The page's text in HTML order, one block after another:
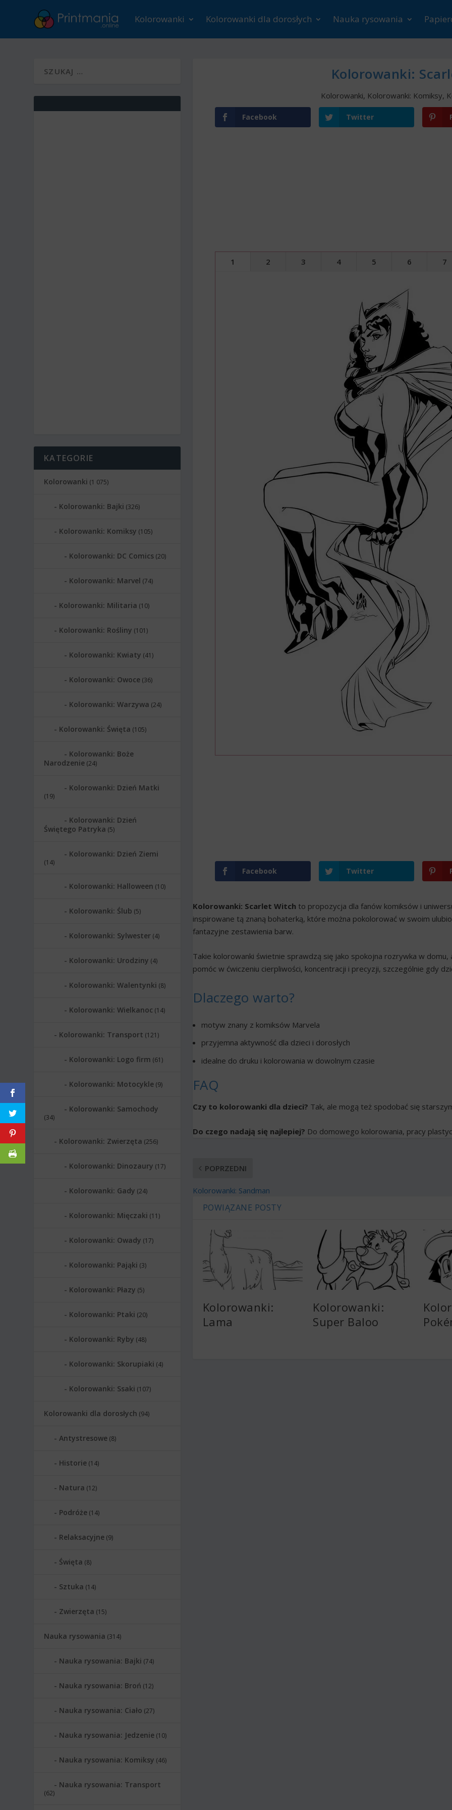
Kolorowanki Kolorowanki dla dorosłych Nauka rysowania
Kolorowanki:
Kolorowanki, Kolorowanki: Komiksy,
Facebook Twitter
1 2 3 4 5 6 7
Facebook Twitter
Kolorowanki: Scarlet Witch to propozycja dla fanów komiksów i
inspirowane tą znaną bohaterką, które można pokolorować w swoim
fantazyjne zestawienia barw.
Takie kolorowanki świetnie sprawdzą się jako spokojna rozrywka w domu,
pomóc w ćwiczeniu cierpliwości, koncentracji i precyzji, szczególnie gdy
Dlaczego warto?
motyw znany z komiksów Marvela
przyjemna aktywność dla dzieci i dorosłych
idealne do druku i kolorowania w dowolnym czasie
FAQ
Czy to kolorowanki dla dzieci? Tak, ale mogą też spodobać się
Do czego nadają się najlepiej? Do domowego kolorowania, pracy
POPRZEDNI
Kolorowanki: Sandman
POWIĄZANE POSTY
Kolorowanki:
Lama
Kolorowanki:
Super Baloo
KATEGORIE
Kolorowanki (1 075)
Kolorowanki: Bajki (326)
Kolorowanki: Komiksy (105)
Kolorowanki: DC Comics (20)
Kolorowanki: Marvel (74)
Kolorowanki: Militaria (10)
Kolorowanki: Rośliny (101)
Kolorowanki: Kwiaty (41)
Kolorowanki: Owoce (36)
Kolorowanki: Warzywa (24)
Kolorowanki: Święta (105)
Kolorowanki: Boże
Narodzenie (24)
Kolorowanki: Dzień Matki
(19)
Kolorowanki: Dzień
Świętego Patryka (5)
Kolorowanki: Dzień Ziemi
(14)
Kolorowanki: Halloween (10)
Kolorowanki: Ślub (5)
Kolorowanki: Sylwester (4)
Kolorowanki: Urodziny (4)
Kolorowanki: Walentynki (8)
Kolorowanki: Wielkanoc (14)
Kolorowanki: Transport (121)
Kolorowanki: Logo firm (61)
Kolorowanki: Motocykle (9)
Kolorowanki: Samochody
(34)
Kolorowanki: Zwierzęta (256)
Kolorowanki: Dinozaury (17)
Kolorowanki: Gady (24)
Kolorowanki: Mięczaki (11)
Kolorowanki: Owady (17)
Kolorowanki: Pająki (3)
Kolorowanki: Płazy (5)
Kolorowanki: Ptaki (20)
Kolorowanki: Ryby (48)
Kolorowanki: Skorupiaki (4)
Kolorowanki: Ssaki (107)
Kolorowanki dla dorosłych (94)
Antystresowe (8)
Historie (14)
Natura (12)
Podróże (14)
Relaksacyjne (9)
Święta (8)
Sztuka (14)
Zwierzęta (15)
Nauka rysowania (314)
Nauka rysowania: Bajki (74)
Nauka rysowania: Broń (12)
Nauka rysowania: Ciało (27)
Nauka rysowania: Jedzenie (10)
Nauka rysowania: Komiksy (46)
Nauka rysowania: Transport
(62)